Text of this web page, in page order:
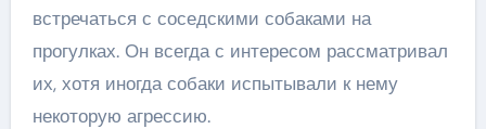
встречаться с соседскими собаками на
прогулках. Он всегда с интересом рассматривал
их, хотя иногда собаки испытывали к нему
некоторую агрессию.